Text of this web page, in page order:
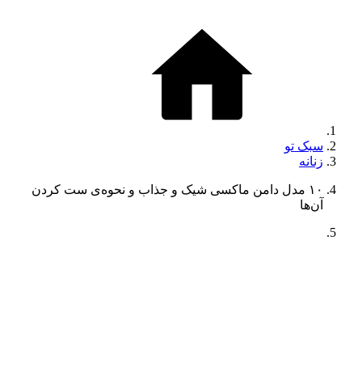
سبک تو
زنانه
۱۰ مدل دامن ماکسی شیک و جذاب و نحوه‌ی ست کردن
آن‌ها